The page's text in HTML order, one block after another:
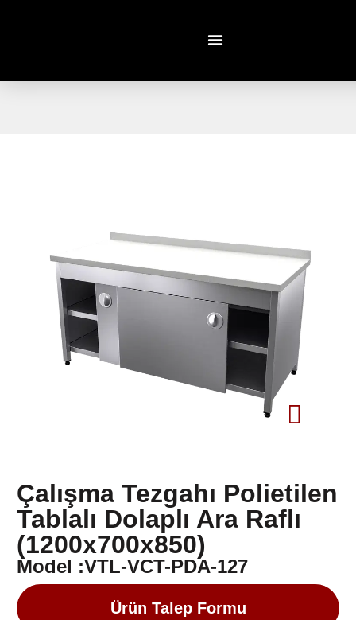
Çalışma Tezgahı Polietilen
Tablalı Dolaplı Ara Raflı
(1200x700x850)
Model :VTL-VCT-PDA-127
Ürün Talep Formu